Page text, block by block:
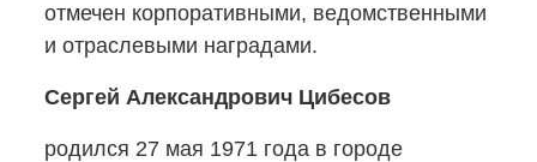
отмечен корпоративными, ведомственными
и отраслевыми наградами.
Сергей Александрович Цибесов
родился 27 мая 1971 года в городе